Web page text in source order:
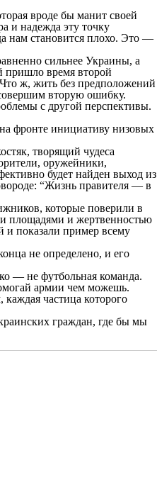
вроде бы манит своей
и надежда эту точку
нам становится плохо. Это —
сильнее Украины, а
пришло время второй
ж, жить без предположений
вторую ошибку.
с другой перспективы.
фронте инициативу низовых
творящий чудеса
оружейники,
будет найден выход из
“Жизнь правителя — в
которые поверили в
площадями и жертвенностью
и показали пример всему
не определено, и его
— не футбольная команда.
армии чем можешь.
частица которого
граждан, где бы мы